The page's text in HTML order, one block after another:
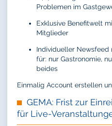
Problemen im
Exklusive Benefitwelt
Mitglieder
Individueller
für: nur Gastronomie,
beides
Einmalig Account erstellen
GEMA: Frist zur
für Live-